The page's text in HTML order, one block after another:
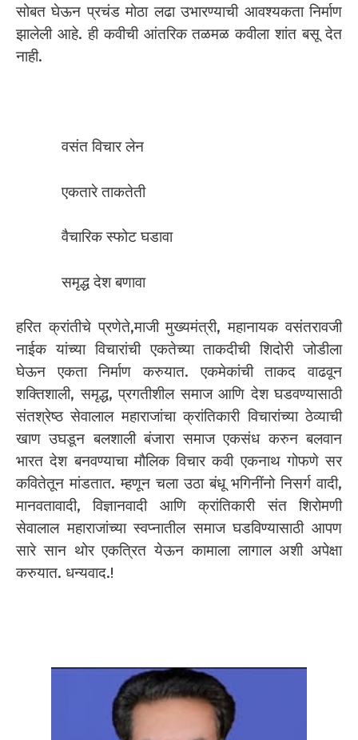
सोबत घेऊन प्रचंड मोठा लढा उभारण्याची आवश्यकता निर्माण
झालेली आहे. ही कवीची आंतरिक तळमळ कवीला शांत बसू देत
नाही.
वसंत विचार लेन
एकतारे ताकतेती
वैचारिक स्फोट घडावा
समृद्ध देश बणावा
हरित क्रांतीचे प्रणेते,माजी मुख्यमंत्री, महानायक वसंतरावजी
नाईक यांच्या विचारांची एकतेच्या ताकदीची शिदोरी जोडीला
घेऊन एकता निर्माण करुयात. एकमेकांची ताकद वाढवून
शक्तिशाली, समृद्ध, प्रगतीशील समाज आणि देश घडवण्यासाठी
संतश्रेष्ठ सेवालाल महाराजांचा क्रांतिकारी विचारांच्या ठेव्याची
खाण उघडून बलशाली बंजारा समाज एकसंध करुन बलवान
भारत देश बनवण्याचा मौलिक विचार कवी एकनाथ गोफणे सर
कवितेतून मांडतात. म्हणून चला उठा बंधू भगिनींनो निसर्ग वादी,
मानवतावादी, विज्ञानवादी आणि क्रांतिकारी संत शिरोमणी
सेवालाल महाराजांच्या स्वप्नातील समाज घडविण्यासाठी आपण
सारे सान थोर एकत्रित येऊन कामाला लागाल अशी अपेक्षा
करुयात. धन्यवाद.!